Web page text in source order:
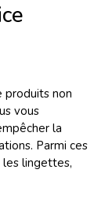
produits non
vous
la
Parmi ces
les lingettes,